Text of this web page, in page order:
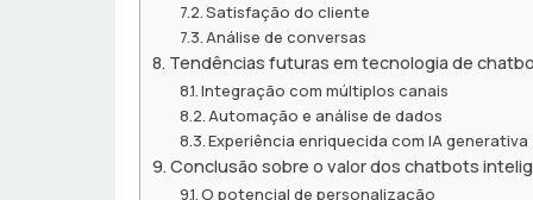
Satisfação do cliente
Análise de conversas
Tendências futuras em tecnologia de
Integração com múltiplos canais
Automação e análise de dados
Experiência enriquecida com IA generativa
Conclusão sobre o valor dos chatbots
O potencial de personalização